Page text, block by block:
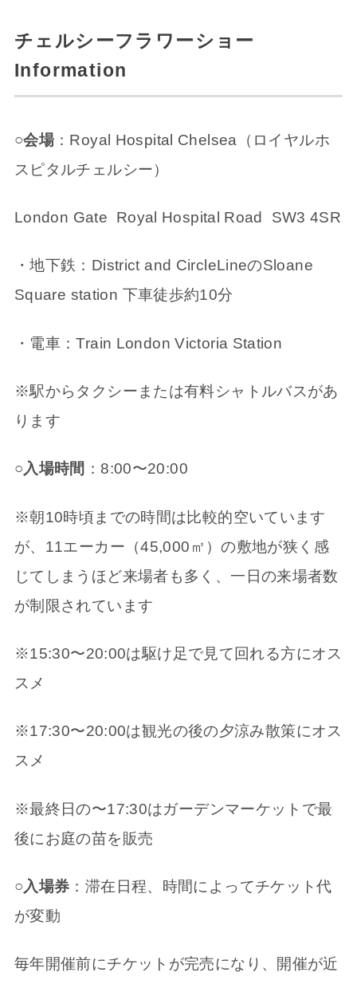
チェルシーフラワーショー
Information
○会場 ：Royal Hospital Chelsea（ロイヤルホ
スピタルチェルシー）
London Gate Royal Hospital Road SW3 4SR
・地下鉄：District and CircleLineのSloane
Square station 下車徒歩約10分
・電車：Train London Victoria Station
※駅からタクシーまたは有料シャトルバスがあ
ります
○入場時間 ：8:00〜20:00
※朝10時頃までの時間は比較的空いています
が、11エーカー（45,000㎡）の敷地が狭く感
じてしまうほど来場者も多く、一日の来場者数
が制限されています
※15:30〜20:00は駆け足で見て回れる方にオス
スメ
※17:30〜20:00は観光の後の夕涼み散策にオス
スメ
※最終日の〜17:30はガーデンマーケットで最
後にお庭の苗を販売
○入場券 ：滞在日程、時間によってチケット代
が変動
毎年開催前にチケットが完売になり、開催が近